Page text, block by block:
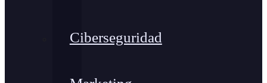
Ciberseguridad